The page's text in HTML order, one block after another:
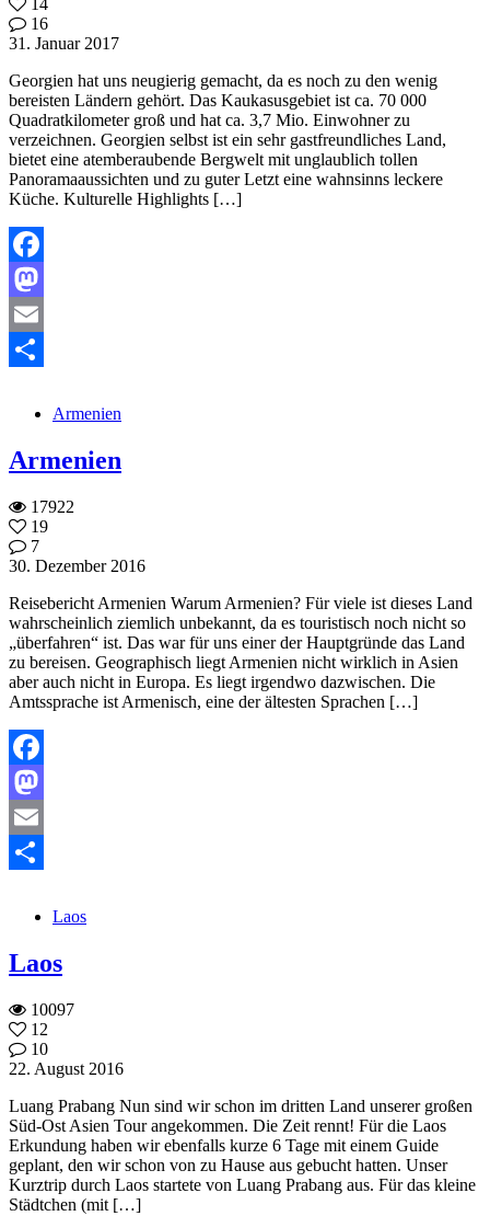
14
16
31. Januar 2017
Georgien hat uns neugierig gemacht, da es noch zu den wenig
bereisten Ländern gehört. Das Kaukasusgebiet ist ca. 70 000
Quadratkilometer groß und hat ca. 3,7 Mio. Einwohner zu
verzeichnen. Georgien selbst ist ein sehr gastfreundliches Land,
bietet eine atemberaubende Bergwelt mit unglaublich tollen
Panoramaaussichten und zu guter Letzt eine wahnsinns leckere
Küche. Kulturelle Highlights […]
Facebook
Mastodon
Email
Armenien
Armenien
17922
19
7
30. Dezember 2016
Reisebericht Armenien Warum Armenien? Für viele ist dieses Land
wahrscheinlich ziemlich unbekannt, da es touristisch noch nicht so
„überfahren“ ist. Das war für uns einer der Hauptgründe das Land
zu bereisen. Geographisch liegt Armenien nicht wirklich in Asien
aber auch nicht in Europa. Es liegt irgendwo dazwischen. Die
Amtssprache ist Armenisch, eine der ältesten Sprachen […]
Facebook
Mastodon
Email
Laos
Laos
10097
12
10
22. August 2016
Luang Prabang Nun sind wir schon im dritten Land unserer großen
Süd-Ost Asien Tour angekommen. Die Zeit rennt! Für die Laos
Erkundung haben wir ebenfalls kurze 6 Tage mit einem Guide
geplant, den wir schon von zu Hause aus gebucht hatten. Unser
Kurztrip durch Laos startete von Luang Prabang aus. Für das kleine
Städtchen (mit […]